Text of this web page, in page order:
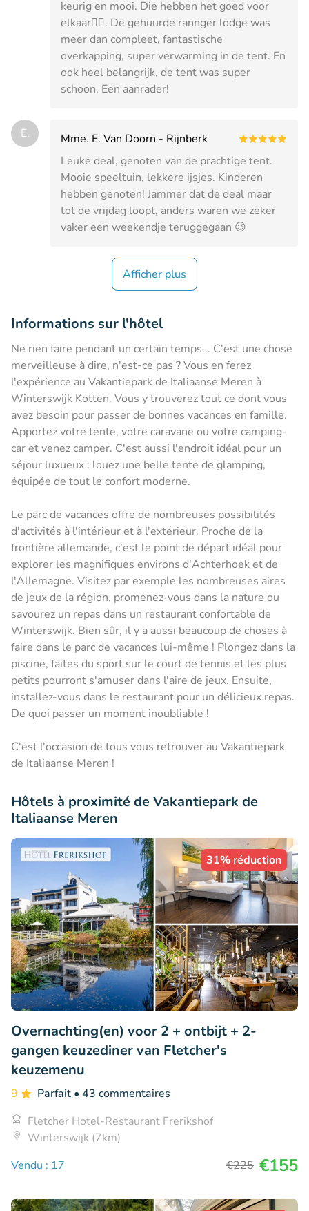
keurig en mooi. Die hebben het goed voor
elkaar👌🏻. De gehuurde rannger lodge was
meer dan compleet, fantastische
overkapping, super verwarming in de tent. En
ook heel belangrijk, de tent was super
schoon. Een aanrader!
E.
Mme. E. Van Doorn - Rijnberk
Leuke deal, genoten van de prachtige tent.
Mooie speeltuin, lekkere ijsjes. Kinderen
hebben genoten! Jammer dat de deal maar
tot de vrijdag loopt, anders waren we zeker
vaker een weekendje teruggegaan 😉
Afficher plus
Informations sur l'hôtel
Ne rien faire pendant un certain temps... C'est une chose
merveilleuse à dire, n'est-ce pas ? Vous en ferez
l'expérience au Vakantiepark de Italiaanse Meren à
Winterswijk Kotten. Vous y trouverez tout ce dont vous
avez besoin pour passer de bonnes vacances en famille.
Apportez votre tente, votre caravane ou votre camping-
car et venez camper. C'est aussi l'endroit idéal pour un
séjour luxueux : louez une belle tente de glamping,
équipée de tout le confort moderne.
Le parc de vacances offre de nombreuses possibilités
d'activités à l'intérieur et à l'extérieur. Proche de la
frontière allemande, c'est le point de départ idéal pour
explorer les magnifiques environs d'Achterhoek et de
l'Allemagne. Visitez par exemple les nombreuses aires
de jeux de la région, promenez-vous dans la nature ou
savourez un repas dans un restaurant confortable de
Winterswijk. Bien sûr, il y a aussi beaucoup de choses à
faire dans le parc de vacances lui-même ! Plongez dans la
piscine, faites du sport sur le court de tennis et les plus
petits pourront s'amuser dans l'aire de jeux. Ensuite,
installez-vous dans le restaurant pour un délicieux repas.
De quoi passer un moment inoubliable !
C'est l'occasion de tous vous retrouver au Vakantiepark
de Italiaanse Meren !
Hôtels à proximité de Vakantiepark de
Italiaanse Meren
31% réduction
Overnachting(en) voor 2 + ontbijt + 2-
gangen keuzediner van Fletcher's
keuzemenu
9 Parfait • 43 commentaires
Fletcher Hotel-Restaurant Frerikshof
Winterswijk (7km)
Vendu : 17
€225 €155